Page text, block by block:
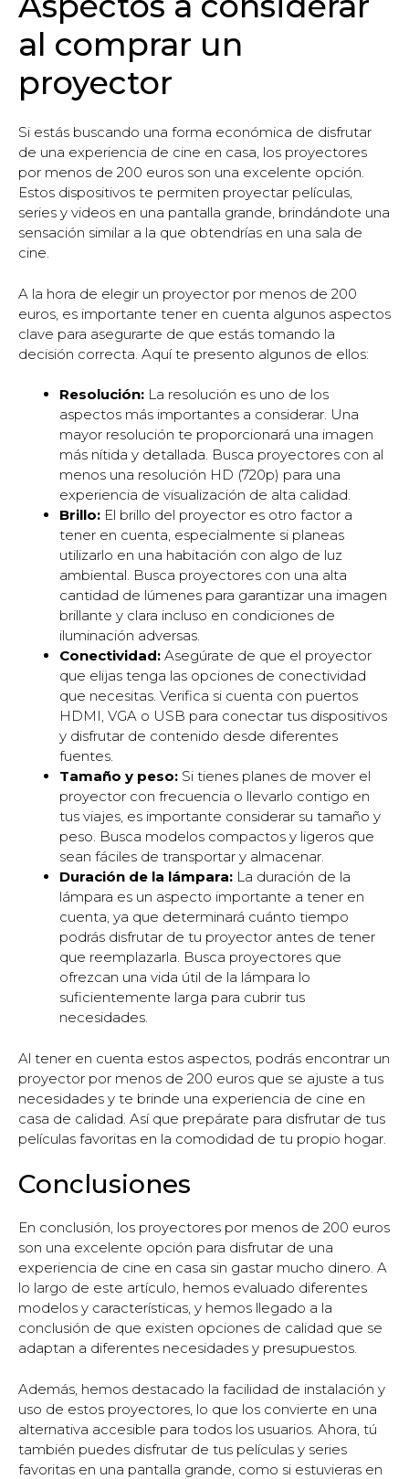
al comprar un
proyector
Si estás buscando una forma económica de disfrutar
de una experiencia de cine en casa, los proyectores
por menos de 200 euros son una excelente opción.
Estos dispositivos te permiten proyectar películas,
series y videos en una pantalla grande, brindándote una
sensación similar a la que obtendrías en una sala de
cine.
A la hora de elegir un proyector por menos de 200
euros, es importante tener en cuenta algunos aspectos
clave para asegurarte de que estás tomando la
decisión correcta. Aquí te presento algunos de ellos:
Resolución: La resolución es uno de los
aspectos más importantes a considerar. Una
mayor resolución te proporcionará una imagen
más nítida y detallada. Busca proyectores con al
menos una resolución HD (720p) para una
experiencia de visualización de alta calidad.
Brillo: El brillo del proyector es otro factor a
tener en cuenta, especialmente si planeas
utilizarlo en una habitación con algo de luz
ambiental. Busca proyectores con una alta
cantidad de lúmenes para garantizar una imagen
brillante y clara incluso en condiciones de
iluminación adversas.
Conectividad: Asegúrate de que el proyector
que elijas tenga las opciones de conectividad
que necesitas. Verifica si cuenta con puertos
HDMI, VGA o USB para conectar tus dispositivos
y disfrutar de contenido desde diferentes
fuentes.
Tamaño y peso: Si tienes planes de mover el
proyector con frecuencia o llevarlo contigo en
tus viajes, es importante considerar su tamaño y
peso. Busca modelos compactos y ligeros que
sean fáciles de transportar y almacenar.
Duración de la lámpara: La duración de la
lámpara es un aspecto importante a tener en
cuenta, ya que determinará cuánto tiempo
podrás disfrutar de tu proyector antes de tener
que reemplazarla. Busca proyectores que
ofrezcan una vida útil de la lámpara lo
suficientemente larga para cubrir tus
necesidades.
Al tener en cuenta estos aspectos, podrás encontrar un
proyector por menos de 200 euros que se ajuste a tus
necesidades y te brinde una experiencia de cine en
casa de calidad. Así que prepárate para disfrutar de tus
películas favoritas en la comodidad de tu propio hogar.
Conclusiones
En conclusión, los proyectores por menos de 200 euros
son una excelente opción para disfrutar de una
experiencia de cine en casa sin gastar mucho dinero. A
lo largo de este artículo, hemos evaluado diferentes
modelos y características, y hemos llegado a la
conclusión de que existen opciones de calidad que se
adaptan a diferentes necesidades y presupuestos.
Además, hemos destacado la facilidad de instalación y
uso de estos proyectores, lo que los convierte en una
alternativa accesible para todos los usuarios. Ahora, tú
también puedes disfrutar de tus películas y series
favoritas en una pantalla grande, como si estuvieras en